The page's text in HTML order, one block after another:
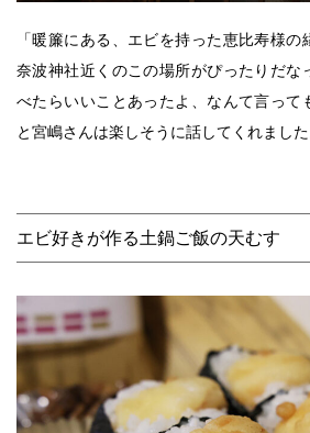
「暖簾にある、エビを持った恵比寿様
奈波神社近くのこの場所がぴったりだな
べたらいいことあったよ、なんて言って
と宮嶋さんは楽しそうに話してくれました
エビ好きが作る土鍋ご飯の天むす